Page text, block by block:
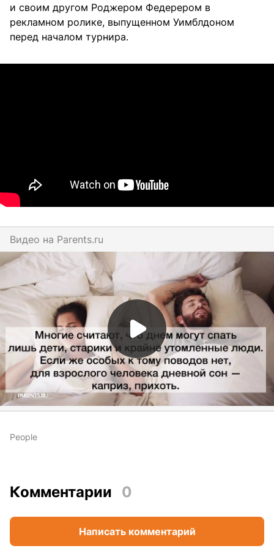
и своим другом Роджером Федерером в
рекламном ролике, выпущенном Уимблдоном
перед началом турнира.
Видео на parents.ru
People
Комментарии 0
Написать комментарий